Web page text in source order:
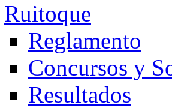
Ruitoque
Reglamento
Concursos y
Resultados